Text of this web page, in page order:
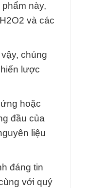
này,
và các
chúng
lược
hoặc
đầu của
liệu
đáng tin
với quý